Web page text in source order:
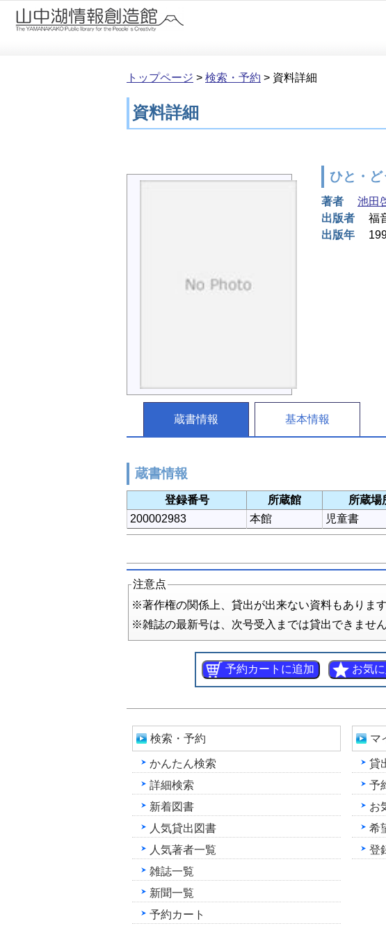
本文へ移動
トップページ > 検索・予約 > 資料詳細
資料詳細
ひと・
著者 池田
出版者
福
出版年
蔵書情報 基本情報
蔵書情報
登録番号 所蔵館 所蔵場
200002983
本館 児童書
注意点
※著作権の関係上、貸出が出来ない資料もありま
※雑誌の最新号は、次号受入までは貸出できませ
検索・予約
かんたん検索
詳細検索
新着図書
人気貸出図書
人気著者一覧
雑誌一覧
新聞一覧
予約カート
マ
貸
予
お
希
登